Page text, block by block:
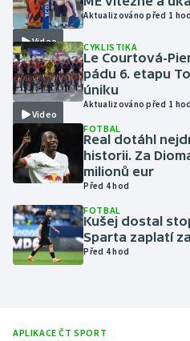
Lezení
Lyže a snowboard
Moderní pětiboj
Motorsport
Olympijské hry
Parasport
Plavání
Video
Aktualizováno před 1 hod
Video
CYKLISTIKA
Le Courtová-
pádu 6. etapu
úniku
Aktualizováno před 1 hod
FOTBAL
Real dotáhl
historii. Za
milionů eur
Před 4 hod
FOTBAL
Kušej dostal
Sparta zaplatí
Před 4 hod
APLIKACE ČT SPORT